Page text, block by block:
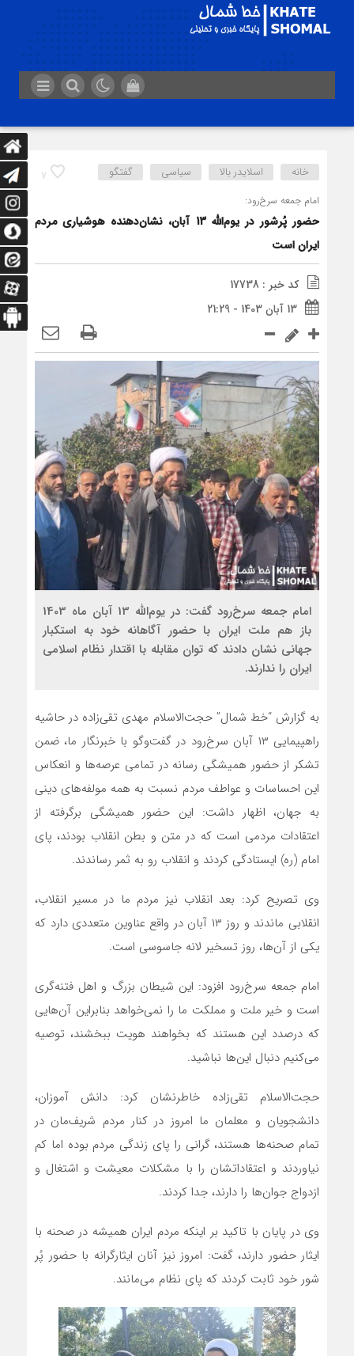
7 خانه اسلایدر بالا سیاسی گفتگو
امام جمعه سرخ‌رود:
حضور پُرشور در یوم‌الله 13 آبان، نشان‌دهنده هوشیاری مردم
ایران است
کد خبر : 17738
13 آبان 1403 - 21:29
امام جمعه سرخ‌رود گفت: در یوم‌الله 13 آبان ماه 1403
باز هم ملت ایران با حضور آگاهانه خود به استکبار
جهانی نشان دادند که توان مقابله با اقتدار نظام اسلامی
ایران را ندارند.
به گزارش “خط شمال” حجت‌الاسلام مهدی تقی‌زاده در حاشیه
راهپیمایی ۱۳ آبان سرخ‌رود در گفت‌وگو با خبرنگار ما، ضمن
تشکر از حضور همیشگی رسانه در تمامی عرصه‌ها و انعکاس
این احساسات و عواطف مردم نسبت به همه مولفه‌های دینی
به جهان، اظهار داشت: این حضور همیشگی برگرفته از
اعتقادات مردمی است که در متن و بطن انقلاب بودند، پای
امام (ره) ایستادگی کردند و انقلاب رو به ثمر رساندند.
وی تصریح کرد: بعد انقلاب نیز مردم ما در مسیر انقلاب،
انقلابی ماندند و روز ۱۳ آبان در واقع عناوین متعددی دارد که
یکی از آن‌ها، روز تسخیر لانه جاسوسی است‌.
امام‌ جمعه سرخ‌رود افزود: این شیطان بزرگ و اهل فتنه‌گری‌
است و خیر ملت و مملکت ما را نمی‌خواهد بنابراین آن‌هایی
که درصدد این هستند که بخواهند هویت ببخشند، توصیه
می‌کنیم دنبال این‌ها نباشید.
حجت‌الاسلام تقی‌زاده خاطرنشان کرد: دانش آموزان،
دانشجویان و معلمان ما امروز در کنار مردم شریف‌مان در
تمام صحنه‌ها هستند، گرانی را پای زندگی مردم بوده اما کم
نیاوردند و اعتقاداتشان را با مشکلات معیشت و اشتغال و
ازدواج جوان‌ها را دارند، جدا کردند.
وی در پایان با تاکید بر اینکه مردم ایران همیشه در صحنه با
ایثار حضور دارند، گفت: امروز نیز آنان ایثارگرانه با حضور پُر
شور خود ثابت کردند که پای نظام می‌مانند.